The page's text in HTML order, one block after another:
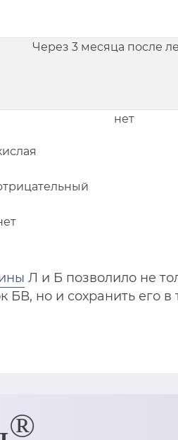
Через 3 месяца после
нет
Л и Б позволило не
БВ, но и сохранить его в
®